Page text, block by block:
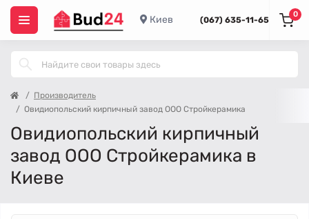
Киев (067) 635-11-65
0
Производитель
Овидиопольский кирпичный завод ООО Стройкерамика
Овидиопольский кирпичный
завод ООО Стройкерамика в
Киеве